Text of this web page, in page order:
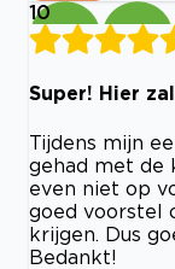
10
Super! Hier
Tijdens mijn
gehad met de
even niet op
goed voorstel
krijgen. Dus
Bedankt!